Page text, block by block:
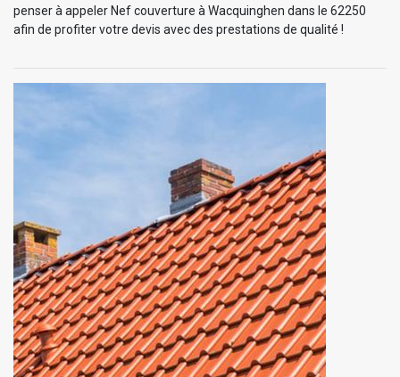
penser à appeler Nef couverture à Wacquinghen dans le 62250
afin de profiter votre devis avec des prestations de qualité !